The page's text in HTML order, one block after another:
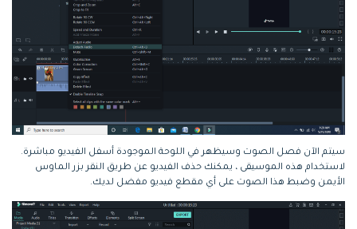
سيتم الآن فصل الصوت وسيظهر في اللوحة الموجودة أسفل الفيديو مباشرة.
لاستخدام هذه الموسيقى ، يمكنك حذف الفيديو عن طريق النقر بزر الماوس
الأيمن وضبط هذا الصوت على أي مقطع فيديو مفضل لديك.